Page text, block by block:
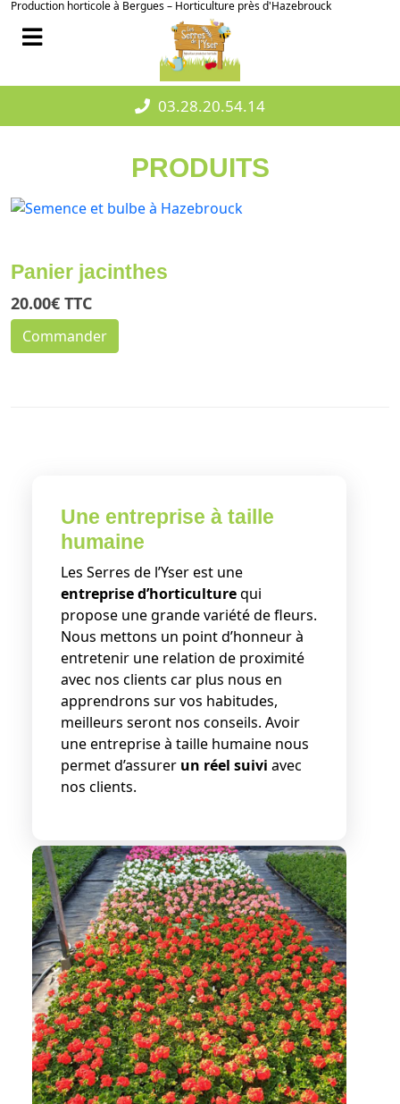
Production horticole à Bergues – Horticulture près d'Hazebrouck
03.28.20.54.14
PRODUITS
Panier jacinthes
20.00€ TTC
Commander
Une entreprise à taille
humaine
Les Serres de l’Yser est une
entreprise d’horticulturequi
propose une grande variété de fleurs.
Nous mettons un point d’honneur à
entretenir une relation de proximité
avec nos clients car plus nous en
apprendrons sur vos habitudes,
meilleurs seront nos conseils. Avoir
une entreprise à taille humaine nous
permet d’assurer un réel suivi avec
nos clients.